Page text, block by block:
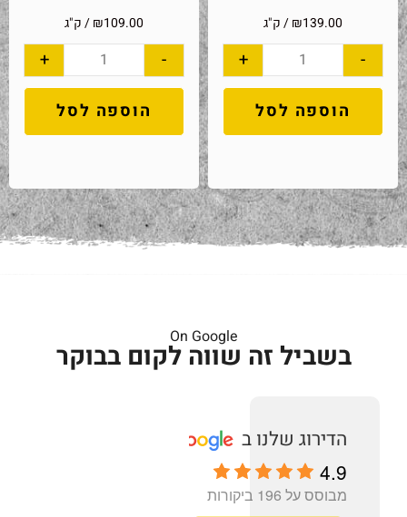
₪139.00 / ק"ג
-
+
הוספה לסל
₪109.00 / ק"ג
-
+
הוספה לסל
On Google
בשביל זה שווה לקום בבוקר
4.9
מבוסס על 196 ביקורות